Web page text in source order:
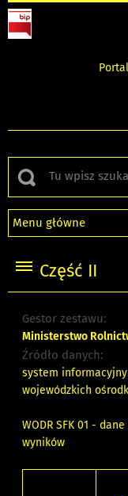
Menu główne
Część II
Gestor zestawu:
Ministerstwo
Źródło danych:
system
wojewódzkich
WODR SFK 01 -
wyników